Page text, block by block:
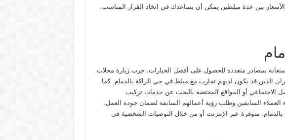
بين عدة مبلطين يمكن أن يساعدك في اتخاذ القرار المناسب.
بمصادر متعددة للحصول على أفضل الخيارات. جرب زيارة محلات
الذين قد يكون لديهم تجارب مع مبلط في حي الراكة بالدمام. كما
الاجتماعي أو المواقع المختصة بالبحث عن خدمات تركيب
العملاء السابقين وطلب رؤية أعمالهم السابقة لضمان جودة العمل.
متوفرة عبر الإنترنت أو من خلال التوصيات الشخصية في